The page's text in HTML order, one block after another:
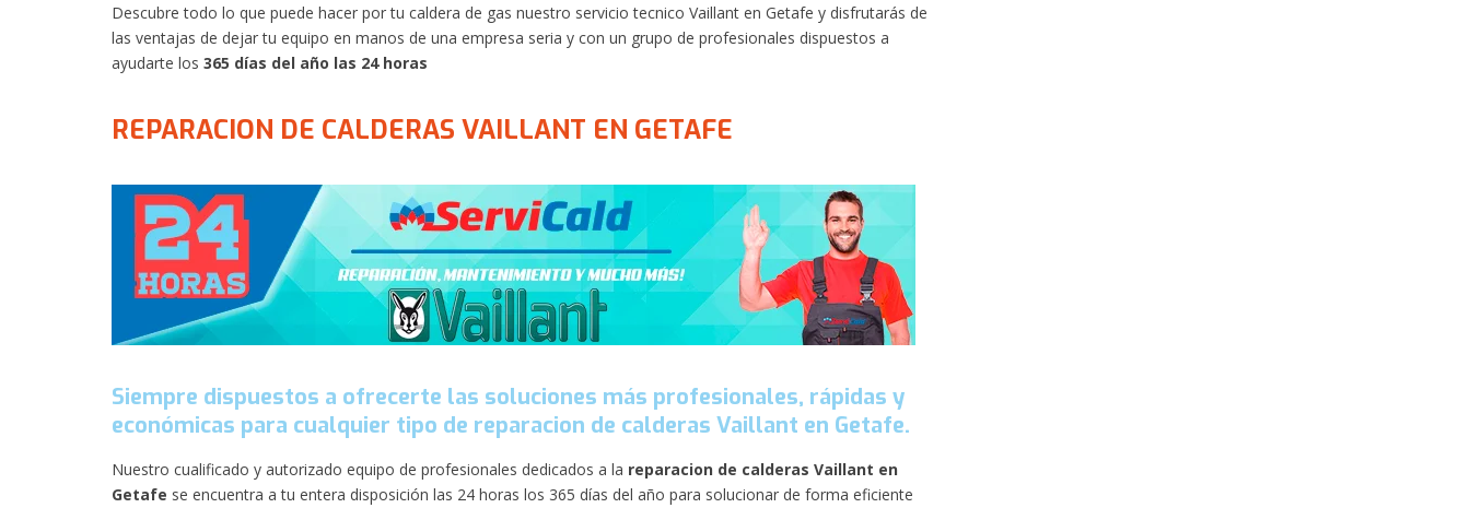
Descubre todo lo que puede hacer por tu caldera de gas nuestro servicio tecnico Vaillant en Getafe y disfrutarás de
las ventajas de dejar tu equipo en manos de una empresa seria y con un grupo de profesionales dispuestos a
ayudarte los 365 días del año las 24 horas
REPARACION DE CALDERAS VAILLANT EN GETAFE
Siempre dispuestos a ofrecerte las soluciones más profesionales, rápidas y
económicas para cualquier tipo de reparacion de calderas Vaillant en Getafe.
Nuestro cualificado y autorizado equipo de profesionales dedicados a la reparacion de calderas Vaillant en
Getafe se encuentra a tu entera disposición las 24 horas los 365 días del año para solucionar de forma eficiente